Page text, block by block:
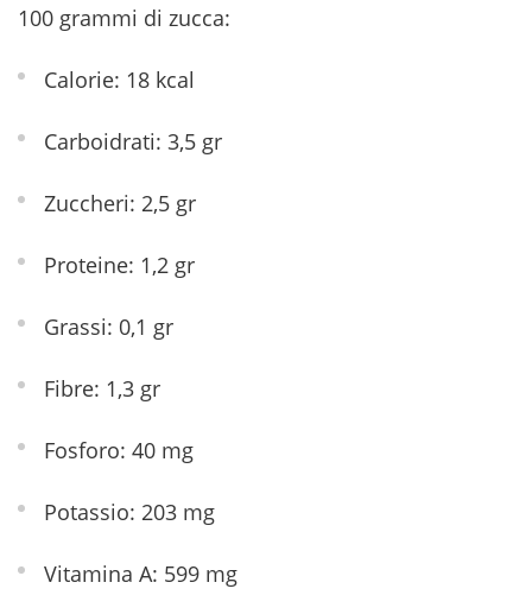
100 grammi di zucca:
Calorie: 18 kcal
Carboidrati: 3,5 gr
Zuccheri: 2,5 gr
Proteine: 1,2 gr
Grassi: 0,1 gr
Fibre: 1,3 gr
Fosforo: 40 mg
Potassio: 203 mg
Vitamina A: 599 mg